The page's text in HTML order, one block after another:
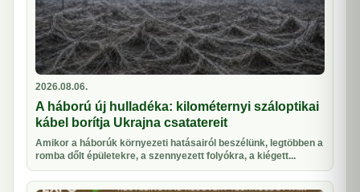
2026.08.06.
A háború új hulladéka: kilométernyi száloptikai
kábel borítja Ukrajna csatatereit
Amikor a háborúk környezeti hatásairól beszélünk, legtöbben a
romba dőlt épületekre, a szennyezett folyókra, a kiégett...